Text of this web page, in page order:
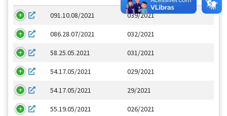
091.10.08/2021 039/2021
086.28.07/2021 032/2021
58.25.05.2021 031/2021
54.17.05/2021 029/2021
54.17.05/2021 29/2021
55.19.05/2021 026/2021